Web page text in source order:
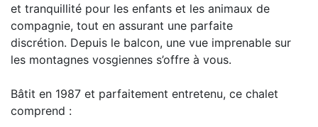
et tranquillité pour les enfants et les animaux de
compagnie, tout en assurant une parfaite
discrétion. Depuis le balcon, une vue imprenable sur
les montagnes vosgiennes s’offre à vous.
Bâtit en 1987 et parfaitement entretenu, ce chalet
comprend :